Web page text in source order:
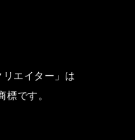
エイター」は
です。